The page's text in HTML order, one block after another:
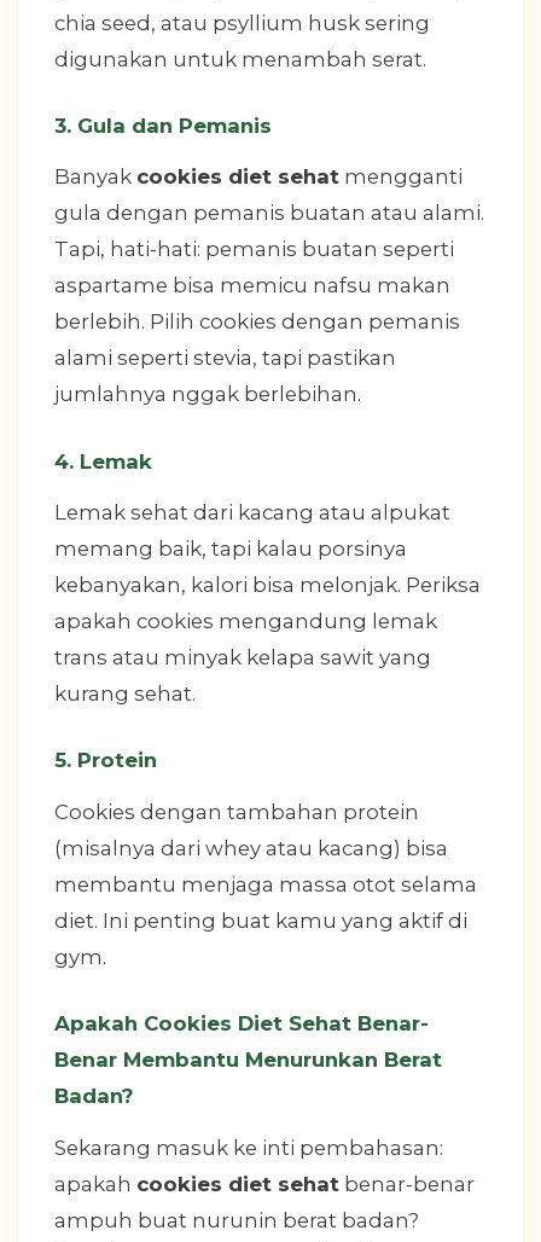
chia seed, atau psyllium husk sering
digunakan untuk menambah serat.
3. Gula dan Pemanis
Banyak cookies diet sehat mengganti
gula dengan pemanis buatan atau alami.
Tapi, hati-hati: pemanis buatan seperti
aspartame bisa memicu nafsu makan
berlebih. Pilih cookies dengan pemanis
alami seperti stevia, tapi pastikan
jumlahnya nggak berlebihan.
4. Lemak
Lemak sehat dari kacang atau alpukat
memang baik, tapi kalau porsinya
kebanyakan, kalori bisa melonjak. Periksa
apakah cookies mengandung lemak
trans atau minyak kelapa sawit yang
kurang sehat.
5. Protein
Cookies dengan tambahan protein
(misalnya dari whey atau kacang) bisa
membantu menjaga massa otot selama
diet. Ini penting buat kamu yang aktif di
gym.
Apakah Cookies Diet Sehat Benar-
Benar Membantu Menurunkan Berat
Badan?
Sekarang masuk ke inti pembahasan:
apakah cookies diet sehat benar-benar
ampuh buat nurunin berat badan?